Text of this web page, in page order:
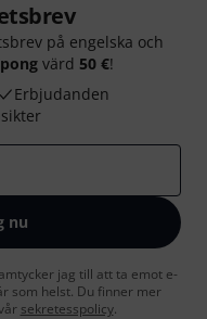
på engelska och
värd 50 €!
Erbjudanden
nu
jag till att ta emot e-
som helst. Du finner mer
sekretesspolicy.